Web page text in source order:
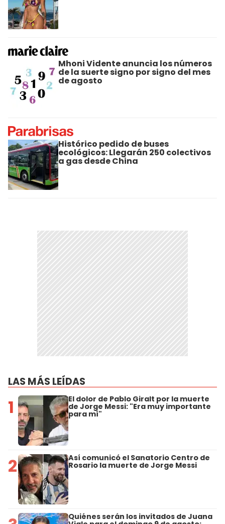
Mhoni Vidente anuncia los números
de la suerte signo por signo del mes
de agosto
Histórico pedido de buses
ecológicos: Llegarán 250 colectivos
a gas desde China
LAS MÁS LEÍDAS
1 El dolor de Pablo Giralt por la muerte
de Jorge Messi: "Era muy importante
para mí"
2 Así comunicó el Sanatorio Centro de
Rosario la muerte de Jorge Messi
Quiénes serán los invitados de Juana